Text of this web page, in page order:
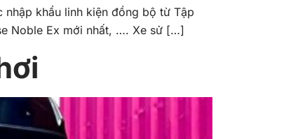
nhập khẩu linh kiện đồng bộ từ Tập
Noble Ex mới nhất, …. Xe sử […]